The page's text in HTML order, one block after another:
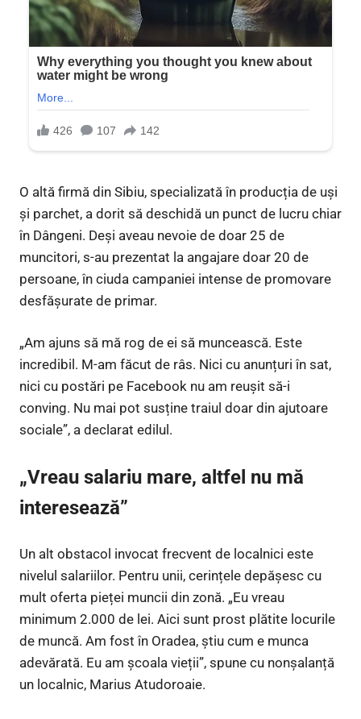
O altă firmă din Sibiu, specializată în producția de uși
și parchet, a dorit să deschidă un punct de lucru chiar
în Dângeni. Deși aveau nevoie de doar 25 de
muncitori, s-au prezentat la angajare doar 20 de
persoane, în ciuda campaniei intense de promovare
desfășurate de primar.
„Am ajuns să mă rog de ei să muncească. Este
incredibil. M-am făcut de râs. Nici cu anunțuri în sat,
nici cu postări pe Facebook nu am reușit să-i
conving. Nu mai pot susține traiul doar din ajutoare
sociale”, a declarat edilul.
„Vreau salariu mare, altfel nu mă
interesează”
Un alt obstacol invocat frecvent de localnici este
nivelul salariilor. Pentru unii, cerințele depășesc cu
mult oferta pieței muncii din zonă. „Eu vreau
minimum 2.000 de lei. Aici sunt prost plătite locurile
de muncă. Am fost în Oradea, știu cum e munca
adevărată. Eu am școala vieții”, spune cu nonșalanță
un localnic, Marius Atudoroaie.